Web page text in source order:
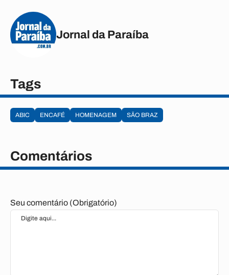
Jornal da Paraíba
Tags
ABIC ENCAFÉ HOMENAGEM SÃO BRAZ
Comentários
Seu comentário (Obrigatório)